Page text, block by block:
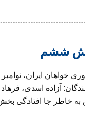
ششم
آزاده اسدی، فرهاد
به خاطر جا افتادگی